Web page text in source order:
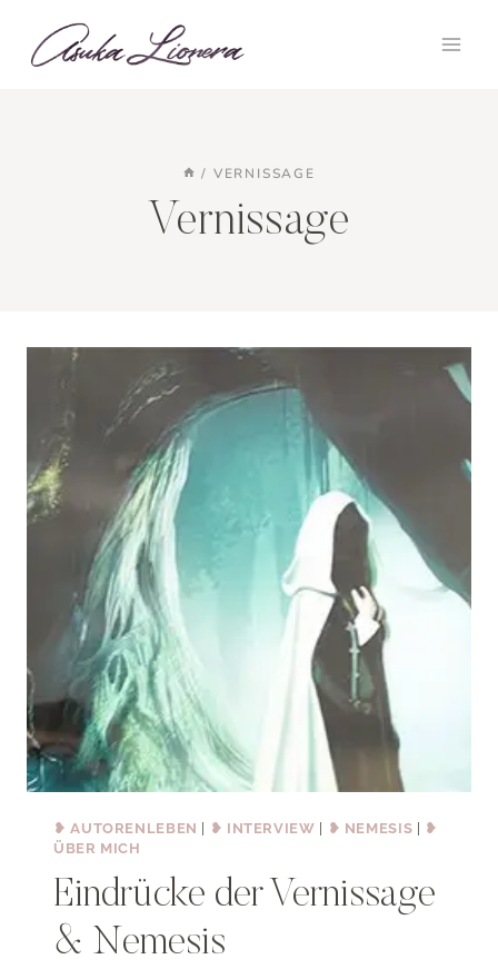
Inhalt
springen
/ VERNISSAGE
Vernissage
❥ AUTORENLEBEN ❥ INTERVIEW ❥ NEMESIS
❥
ÜBER MICH
Eindrücke der Vernissage
& Nemesis